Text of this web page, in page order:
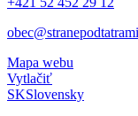
Mapa webu
Vytlačiť
SKSlovensky